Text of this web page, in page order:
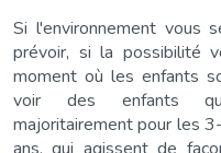
Si l'environnement vous
prévoir, si la possibilité
moment où les enfants
voir des enfants qui
majoritairement pour les